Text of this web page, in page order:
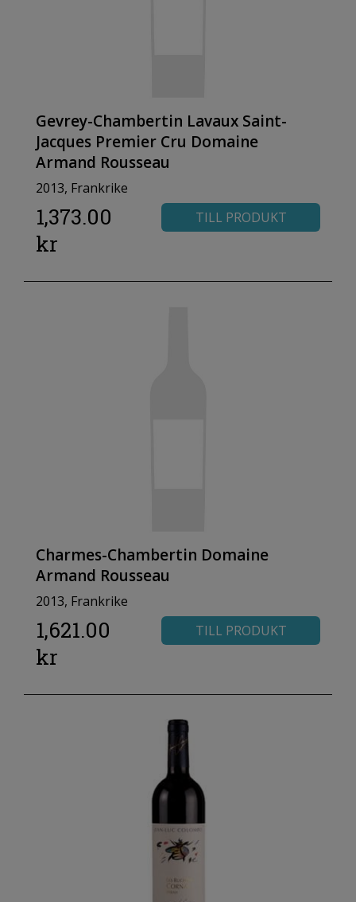
Gevrey-Chambertin Lavaux Saint-
Jacques Premier Cru Domaine
Armand Rousseau
2013, Frankrike
1,373.00
kr
TILL PRODUKT
Charmes-Chambertin Domaine
Armand Rousseau
2013, Frankrike
1,621.00
kr
TILL PRODUKT